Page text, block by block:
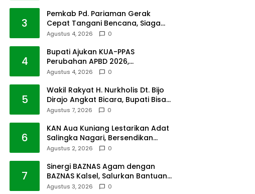
3
Pemkab Pd. Pariaman Gerak
Cepat Tangani Bencana, Siaga
Cuaca Ekstrem
Agustus 4, 2026 0
4
Bupati Ajukan KUA-PPAS
Perubahan APBD 2026,
Pendapatan Pasbar Naik 15
Agustus 4, 2026 0
5
Wakil Rakyat H. Nurkholis Dt. Bijo
Dirajo Angkat Bicara, Bupati Bisa
Digugat
Agustus 7, 2026 0
6
KAN Aua Kuniang Lestarikan Adat
Salingka Nagari, Bersendikan
Kitabullah
Agustus 2, 2026 0
7
Sinergi BAZNAS Agam dengan
BAZNAS Kalsel, Salurkan Bantuan
Bencana Alam
Agustus 3, 2026 0